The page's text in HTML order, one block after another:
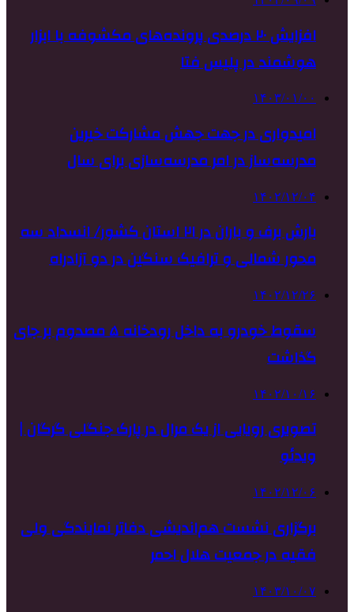
افزایش ۲۰ درصدی پرونده‌های مکشوفه با ابزار
هوشمند در پلیس فتا
۱۴۰۳/۰۱/۰۰
امیدواری در جهت جهش مشارکت خیرین
مدرسه‌ساز در امر مدرسه‌سازی برای سال
۱۴۰۲/۱۲/۰۴
بارش برف و باران در ۲۱ استان کشور/ انسداد سه
محور شمالی و ترافیک سنگین در دو آزادراه
۱۴۰۲/۱۲/۲۶
سقوط خودرو به داخل رودخانه ۵ مصدوم بر جای
گذاشت
۱۴۰۲/۱۰/۱۶
تصویری رویایی از یک مرال در پارک جنگلی گرگان |
ویدئو
۱۴۰۲/۱۲/۰۶
برگزاری نشست هم‌اندیشی دفاتر نمایندگی ولی
فقیه در جمعیت هلال احمر
۱۴۰۳/۱۰/۰۷